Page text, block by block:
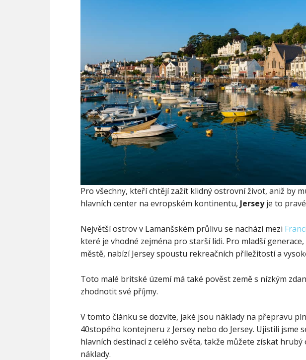
Pro všechny, kteří chtějí zažít klidný ostrovní život, aniž by
hlavních center na evropském kontinentu, Jerseyje to
Největší ostrov v Lamanšském průlivu se nachází mezi
které je vhodné zejména pro starší lidi. Pro mladší
městě, nabízí Jersey spoustu rekreačních příležitostí a
Toto malé britské území má také pověst země s nízkým
zhodnotit své příjmy.
V tomto článku se dozvíte, jaké jsou náklady na přepravu
40stopého kontejneru z Jersey nebo do Jersey. Ujistili jsme
hlavních destinací z celého světa, takže můžete získat
náklady.